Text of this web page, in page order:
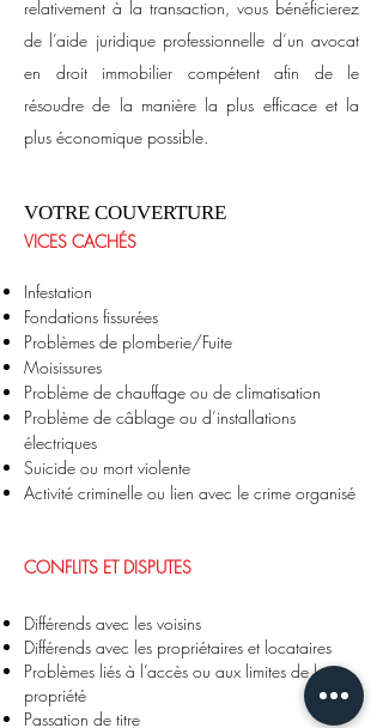
relativement à la transaction, vous bénéficierez
de l’aide juridique professionnelle d’un avocat
en droit immobilier compétent afin de le
résoudre de la manière la plus efficace et la
plus économique possible.
VOTRE COUVERTURE
VICES CACHÉS
Infestation
Fondations fissurées
Problèmes de plomberie/Fuite
Moisissures
Problème de chauffage ou de climatisation
Problème de câblage ou d’installations
électriques
Suicide ou mort violente
Activité criminelle ou lien avec le crime organisé
CONFLITS ET DISPUTES
Différends avec les voisins
Différends avec les propriétaires et locataires
Problèmes liés à l’accès ou aux limites de la
propriété
Passation de titre